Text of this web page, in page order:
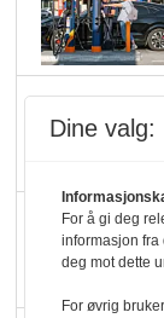
Dine valg:
For å gi deg
informasjon fra
deg mot dette
For øvrig